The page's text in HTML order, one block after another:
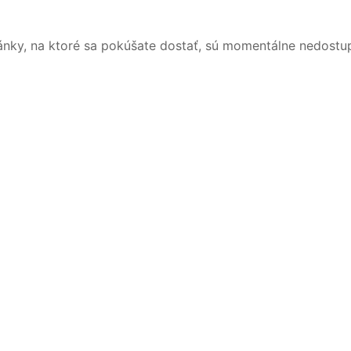
na ktoré sa pokúšate dostať, sú momentálne